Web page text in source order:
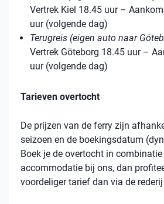
Vertrek Kiel 18.45 uur –
uur (volgende dag)
Terugreis (eigen auto naar
Vertrek Göteborg 18.45 uur –
uur (volgende dag)
Tarieven overtocht
De prijzen van de ferry zijn
seizoen en de boekingsdatum
Boek je de overtocht in combinatie
accommodatie bij ons, dan
voordeliger tarief dan via de